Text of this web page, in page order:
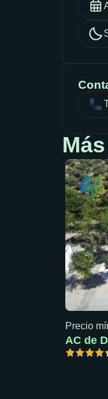
Precio
AC de